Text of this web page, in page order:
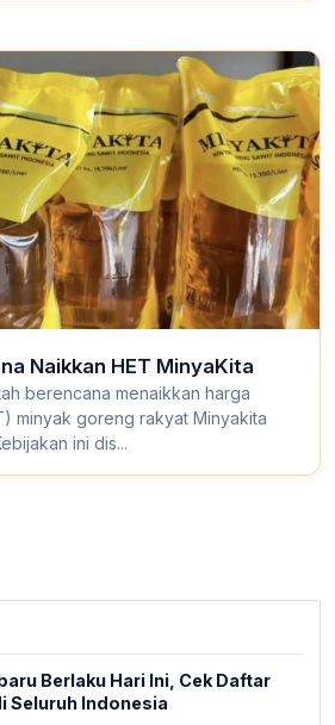
Naikkan HET MinyaKita
berencana menaikkan harga
minyak goreng rakyat Minyakita
ini dis...
Berlaku Hari Ini, Cek Daftar
Seluruh Indonesia